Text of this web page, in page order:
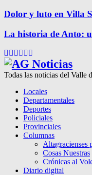
Dolor y luto en Villa
La historia de Anto:
Facebook
Twitter
Instagram
Pinterest
Google
Todas las noticias del Valle
Locales
Departamentales
Deportes
Policiales
Provinciales
Columnas
Altagracienses
Cosas Nuestras
Crónicas al
Diario digital